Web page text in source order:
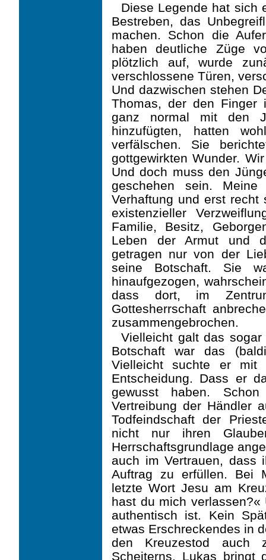
Diese Legende hat sich
Bestreben, das
machen. Schon die
haben deutliche Züge
plötzlich auf, wurde
verschlossene Türen,
Und dazwischen stehen
Thomas, der den Finger
ganz normal mit den
hinzufügten, hatten
verfälschen. Sie
gottgewirkten Wunder.
Und doch muss den
geschehen sein.
Verhaftung und erst recht
existenzieller
Familie, Besitz,
Leben der Armut und
getragen nur von der
seine Botschaft. Sie
hinaufgezogen,
dass dort, im
Gottesherrschaft
zusammengebrochen.
Vielleicht galt das
Botschaft war das
Vielleicht suchte er mit
Entscheidung. Dass er
gewusst haben.
Vertreibung der Händler
Todfeindschaft der
nicht nur ihren
Herrschaftsgrundlage
auch im Vertrauen, dass
Auftrag zu erfüllen. Bei
letzte Wort Jesu am
hast du mich
authentisch ist. Kein
etwas Erschre­ckendes in
den Kreuzestod auch
Scheiterns. Lukas bringt